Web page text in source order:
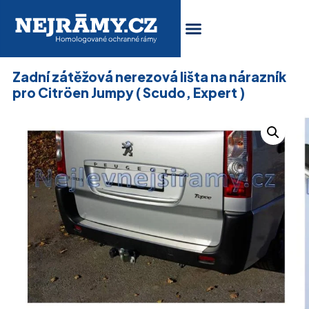
Zadní zátěžová nerezová lišta na nárazník
pro Citröen Jumpy ( Scudo, Expert )